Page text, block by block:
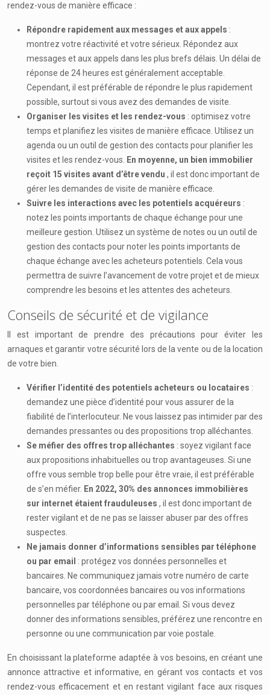
rendez-vous de manière efficace :
Répondre rapidement aux messages et aux appels :
montrez votre réactivité et votre sérieux. Répondez aux
messages et aux appels dans les plus brefs délais. Un délai de
réponse de 24 heures est généralement acceptable.
Cependant, il est préférable de répondre le plus rapidement
possible, surtout si vous avez des demandes de visite.
Organiser les visites et les rendez-vous : optimisez votre
temps et planifiez les visites de manière efficace. Utilisez un
agenda ou un outil de gestion des contacts pour planifier les
visites et les rendez-vous.
En moyenne, un bien immobilier
reçoit 15 visites avant d’être vendu , il est donc important de
gérer les demandes de visite de manière efficace.
Suivre les interactions avec les potentiels acquéreurs :
notez les points importants de chaque échange pour une
meilleure gestion. Utilisez un système de notes ou un outil de
gestion des contacts pour noter les points importants de
chaque échange avec les acheteurs potentiels. Cela vous
permettra de suivre l’avancement de votre projet et de mieux
comprendre les besoins et les attentes des acheteurs.
Conseils de sécurité et de vigilance
Il est important de prendre des précautions pour éviter les
arnaques et garantir votre sécurité lors de la vente ou de la location
de votre bien.
Vérifier l’identité des potentiels acheteurs ou locataires :
demandez une pièce d’identité pour vous assurer de la
fiabilité de l’interlocuteur. Ne vous laissez pas intimider par des
demandes pressantes ou des propositions trop alléchantes.
Se méfier des offres trop alléchantes : soyez vigilant face
aux propositions inhabituelles ou trop avantageuses. Si une
offre vous semble trop belle pour être vraie, il est préférable
de s’en méfier. En 2022, 30% des annonces immobilières
sur internet étaient frauduleuses , il est donc important de
rester vigilant et de ne pas se laisser abuser par des offres
suspectes.
Ne jamais donner d’informations sensibles par téléphone
ou par email : protégez vos données personnelles et
bancaires. Ne communiquez jamais votre numéro de carte
bancaire, vos coordonnées bancaires ou vos informations
personnelles par téléphone ou par email. Si vous devez
donner des informations sensibles, préférez une rencontre en
personne ou une communication par voie postale.
En choisissant la plateforme adaptée à vos besoins, en créant une
annonce attractive et informative, en gérant vos contacts et vos
rendez-vous efficacement et en restant vigilant face aux risques